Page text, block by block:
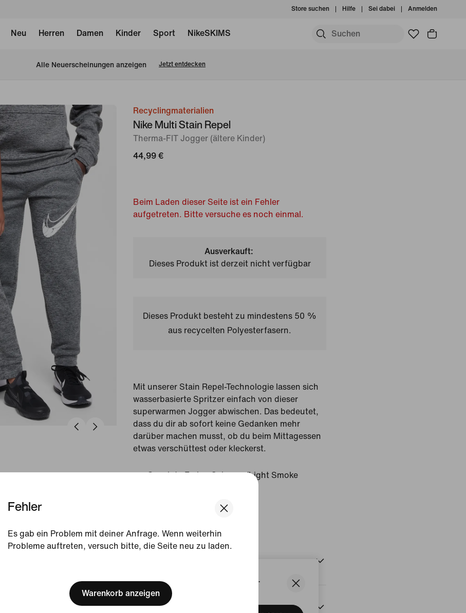
We think you are in United States.
Update your location?
Fehler
Es gab ein Problem mit deiner Anfrage. Wenn weiterhin
Probleme auftreten, versuch bitte, die Seite neu zu laden.
Warenkorb anzeigen
Store suchen Hilfe Sei dabei Anmelden
Neu Herren Damen Kinder Sport NikeSKIMS
Alle Neuerscheinungen anzeigen Jetzt entdecken
Bild 1Recyclingmaterialien
Nike Multi Stain Repel
Therma-FIT Jogger (ältere Kinder)
44,99 €
Beim Laden dieser Seite ist ein Fehler
aufgetreten. Bitte versuche es noch einmal.
Ausverkauft:
Dieses Produkt ist derzeit nicht verfügbar
Dieses Produkt besteht zu mindestens 50 %
aus recycelten Polyesterfasern.
Mit unserer Stain Repel-Technologie lassen sich
wasserbasierte Spritzer einfach von dieser
superwarmen Jogger abwischen. Das bedeutet,
dass du dir ab sofort keine Gedanken mehr
darüber machen musst, ob du beim Mittagessen
etwas verschüttest oder kleckerst.
Gezeigte Farbe: Schwarz/Light Smoke
Produktdetails anzeigen
Herstellungsinformationen